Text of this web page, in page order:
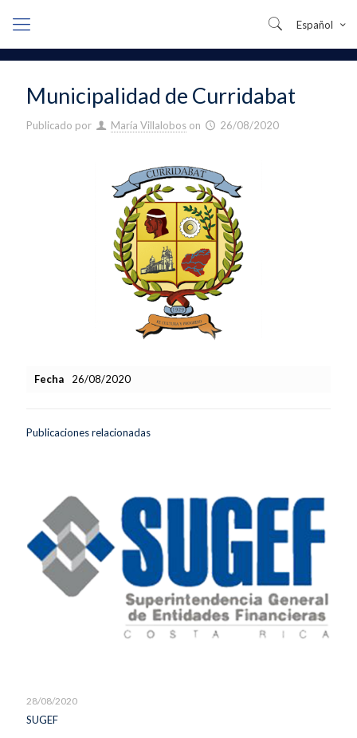
Español
Municipalidad de Curridabat
Publicado por María Villalobos on 26/08/2020
Fecha 26/08/2020
Publicaciones relacionadas
28/08/2020
SUGEF